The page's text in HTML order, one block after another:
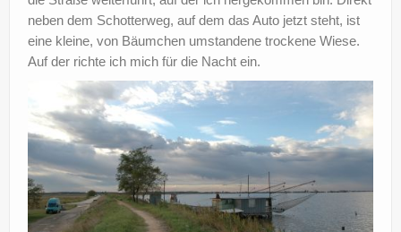
neben dem Schotterweg, auf dem das Auto jetzt steht, ist
eine kleine, von Bäumchen umstandene trockene Wiese.
Auf der richte ich mich für die Nacht ein.